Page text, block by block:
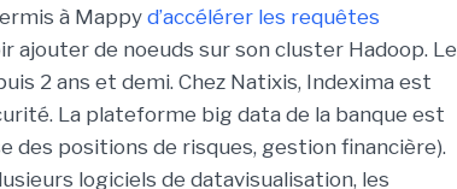
à Mappyd’accélérer les requêtes
ajouter de noeuds sur son cluster Hadoop. Le
2 ans et demi. Chez Natixis, Indexima est
La plateforme big data de la banque est
des positions de risques, gestion financière).
logiciels de datavisualisation, les